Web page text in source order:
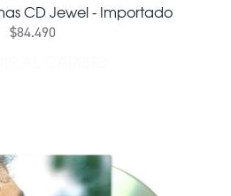
CD Jewel - Importado
$84.490